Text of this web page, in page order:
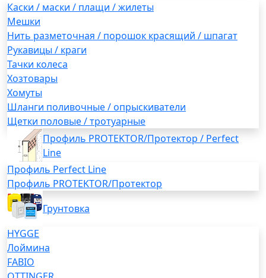
Каски / маски / плащи / жилеты
Мешки
Нить разметочная / порошок красящий / шпагат
Рукавицы / краги
Тачки колеса
Хозтовары
Хомуты
Шланги поливочные / опрыскиватели
Щетки половые / тротуарные
Профиль PROTEKTOR/Протектор / Perfect
Line
Профиль Perfect Line
Профиль PROTEKTOR/Протектор
Грунтовка
HYGGE
Лоймина
FABIO